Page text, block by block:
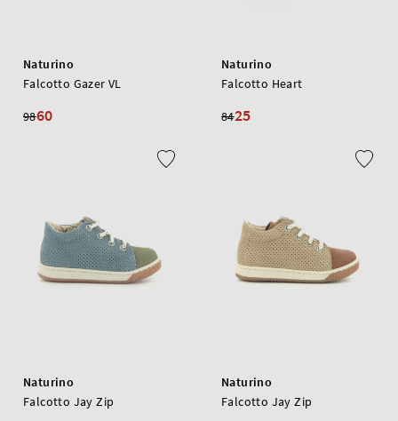
Naturino
Falcotto Gazer VL
9860
Naturino
Falcotto Heart
8425
Naturino
Falcotto Jay Zip
Naturino
Falcotto Jay Zip